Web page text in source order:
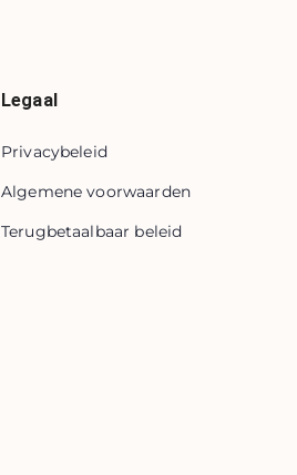
Legaal
Privacybeleid
Algemene voorwaarden
Terugbetaalbaar beleid